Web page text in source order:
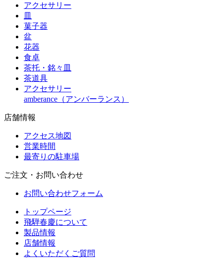
アクセサリー
皿
菓子器
盆
花器
食卓
茶托・銘々皿
茶道具
アクセサリー
amberance（アンバーランス）
店舗情報
アクセス地図
営業時間
最寄りの駐車場
ご注文・お問い合わせ
お問い合わせフォーム
トップページ
飛騨春慶について
製品情報
店舗情報
よくいただくご質問